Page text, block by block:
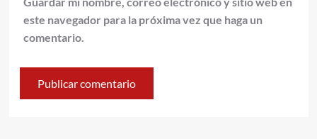
este navegador para la próxima vez que haga un
comentario.